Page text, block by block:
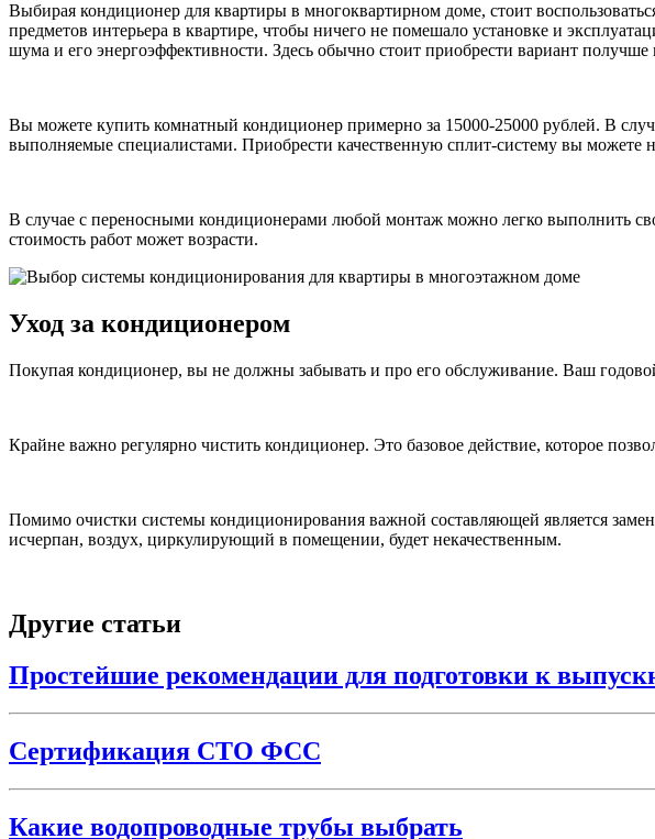
Выбирая кондиционер для квартиры в многоквартирном доме, стоит
предметов интерьера в квартире, чтобы ничего не помешало установке и
шума и его энергоэффективности. Здесь обычно стоит приобрести вариант
Вы можете купить комнатный кондиционер примерно за 15000-25000 рублей. В
выполняемые специалистами. Приобрести качественную сплит-систему вы можете
В случае с переносными кондиционерами любой монтаж можно легко выполнить
стоимость работ может возрасти.
Уход за кондиционером
Покупая кондиционер, вы не должны забывать и про его обслуживание. Ваш
Крайне важно регулярно чистить кондиционер. Это базовое действие, которое
Помимо очистки системы кондиционирования важной составляющей является
исчерпан, воздух, циркулирующий в помещении, будет некачественным.
Другие статьи
Простейшие рекомендации для подготовки к
Сертификация СТО ФСС
Какие водопроводные трубы выбрать